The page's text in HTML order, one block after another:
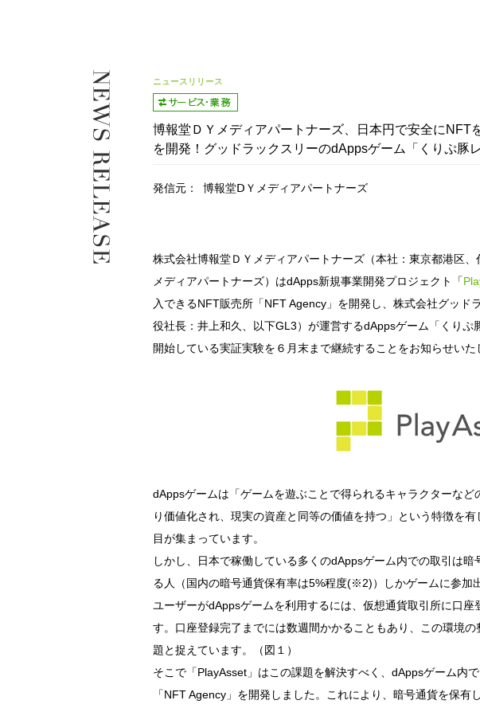
ニュースリリース
博報堂ＤＹメディアパートナーズ、日本円で安全にNFT
を開発！グッドラックスリーのdAppsゲーム「くりぷ豚
発信元：
博報堂ⅮＹメディアパートナーズ
株式会社博報堂ＤＹメディアパートナーズ（本社：東京都港区
メディアパートナーズ）はdApps新規事業開発プロジェクト「
入できるNFT販売所「NFT Agency」を開発し、株式会社グッド
役社長：井上和久、以下GL3）が運営するdAppsゲーム「くり
開始している実証実験を６月末まで継続することをお知らせいた
dAppsゲームは「ゲームを遊ぶことで得られるキャラクターな
り価値化され、現実の資産と同等の価値を持つ」という特徴を
目が集まっています。
しかし、日本で稼働している多くのdAppsゲーム内での取引は
る人（国内の暗号通貨保有率は5%程度(※2)）しかゲームに参加
ユーザーがdAppsゲームを利用するには、仮想通貨取引所に口
す。口座登録完了までには数週間かかることもあり、この環境
題と捉えています。（図１）
そこで「PlayAsset」はこの課題を解決すべく、dAppsゲーム内
「NFT Agency」を開発しました。これにより、暗号通貨を保